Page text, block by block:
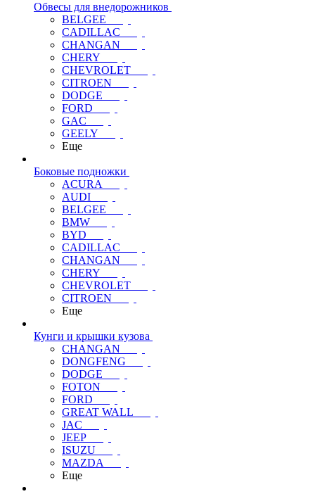
Обвесы для внедорожников
BELGEE
CADILLAC
CHANGAN
CHERY
CHEVROLET
CITROEN
DODGE
FORD
GAC
GEELY
Еще
Боковые подножки
ACURA
AUDI
BELGEE
BMW
BYD
CADILLAC
CHANGAN
CHERY
CHEVROLET
CITROEN
Еще
Кунги и крышки кузова
CHANGAN
DONGFENG
DODGE
FOTON
FORD
GREAT WALL
JAC
JEEP
ISUZU
MAZDA
Еще